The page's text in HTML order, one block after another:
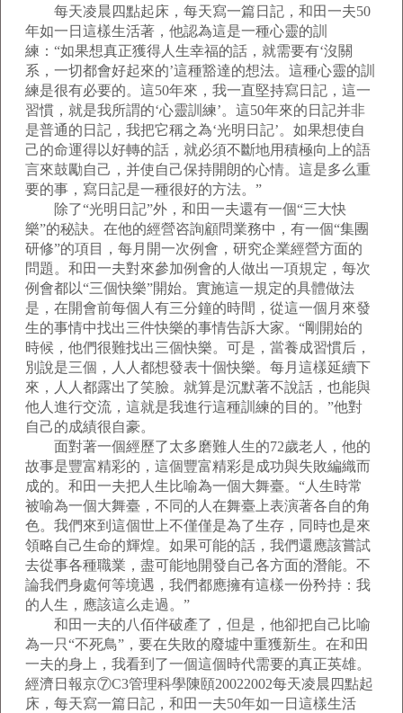
每天凌晨四點起床，每天寫一篇日記，和田一夫50
年如一日這樣生活著，他認為這是一種心靈的訓
練：“如果想真正獲得人生幸福的話，就需要有‘沒關
系，一切都會好起來的’這種豁達的想法。這種心靈的訓
練是很有必要的。這50年來，我一直堅持寫日記，這一
習慣，就是我所謂的‘心靈訓練’。這50年來的日記并非
是普通的日記，我把它稱之為‘光明日記’。如果想使自
己的命運得以好轉的話，就必須不斷地用積極向上的語
言來鼓勵自己，并使自己保持開朗的心情。這是多么重
要的事，寫日記是一種很好的方法。”
除了“光明日記”外，和田一夫還有一個“三大快
樂”的秘訣。在他的經營咨詢顧問業務中，有一個“集團
研修”的項目，每月開一次例會，研究企業經營方面的
問題。和田一夫對來參加例會的人做出一項規定，每次
例會都以“三個快樂”開始。實施這一規定的具體做法
是，在開會前每個人有三分鐘的時間，從這一個月來發
生的事情中找出三件快樂的事情告訴大家。“剛開始的
時候，他們很難找出三個快樂。可是，當養成習慣后，
別說是三個，人人都想發表十個快樂。每月這樣延續下
來，人人都露出了笑臉。就算是沉默著不說話，也能與
他人進行交流，這就是我進行這種訓練的目的。”他對
自己的成績很自豪。
面對著一個經歷了太多磨難人生的72歲老人，他的
故事是豐富精彩的，這個豐富精彩是成功與失敗編織而
成的。和田一夫把人生比喻為一個大舞臺。“人生時常
被喻為一個大舞臺，不同的人在舞臺上表演著各自的角
色。我們來到這個世上不僅僅是為了生存，同時也是來
領略自己生命的輝煌。如果可能的話，我們還應該嘗試
去從事各種職業，盡可能地開發自己各方面的潛能。不
論我們身處何等境遇，我們都應擁有這樣一份矜持：我
的人生，應該這么走過。”
和田一夫的八佰伴破產了，但是，他卻把自己比喻
為一只“不死鳥”，要在失敗的廢墟中重獲新生。在和田
一夫的身上，我看到了一個這個時代需要的真正英雄。
經濟日報京⑦C3管理科學陳頤20022002每天凌晨四點起
床，每天寫一篇日記，和田一夫50年如一日這樣生活